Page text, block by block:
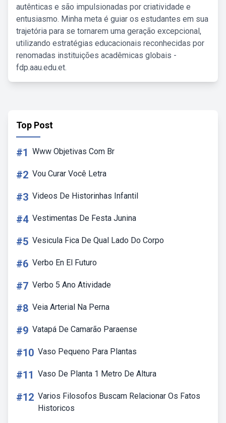
autênticas e são impulsionadas por criatividade e
entusiasmo. Minha meta é guiar os estudantes em sua
trajetória para se tornarem uma geração excepcional,
utilizando estratégias educacionais reconhecidas por
renomadas instituições acadêmicas globais -
fdp.aau.edu.et.
Top Post
#1 Www Objetivas Com Br
#2 Vou Curar Você Letra
#3 Videos De Historinhas Infantil
#4 Vestimentas De Festa Junina
#5 Vesicula Fica De Qual Lado Do Corpo
#6 Verbo En El Futuro
#7 Verbo 5 Ano Atividade
#8 Veia Arterial Na Perna
#9 Vatapá De Camarão Paraense
#10 Vaso Pequeno Para Plantas
#11 Vaso De Planta 1 Metro De Altura
#12 Varios Filosofos Buscam Relacionar Os Fatos
Historicos